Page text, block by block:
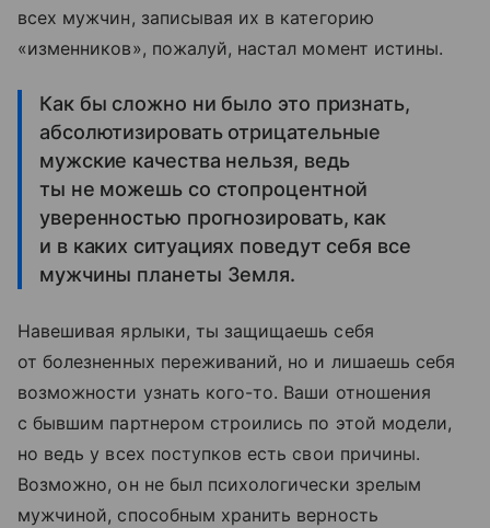
всех мужчин, записывая их в категорию
«изменников», пожалуй, настал момент истины.
Как бы сложно ни было это признать,
абсолютизировать отрицательные
мужские качества нельзя, ведь
ты не можешь со стопроцентной
уверенностью прогнозировать, как
и в каких ситуациях поведут себя все
мужчины планеты Земля.
Навешивая ярлыки, ты защищаешь себя
от болезненных переживаний, но и лишаешь себя
возможности узнать кого-то. Ваши отношения
с бывшим партнером строились по этой модели,
но ведь у всех поступков есть свои причины.
Возможно, он не был психологически зрелым
мужчиной, способным хранить верность